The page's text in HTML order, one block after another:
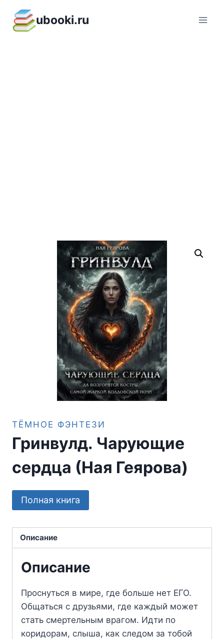
содержимому
ubooki.ru
ТЁМНОЕ ФЭНТЕЗИ
Гринвулд. Чарующие
сердца (Ная Геярова)
Полная книга
Описание
Описание
Проснуться в мире, где больше нет ЕГО.
Общаться с друзьями, где каждый может
стать смертельным врагом. Идти по
коридорам, слыша, как следом за тобой